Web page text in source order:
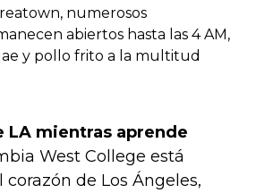
numerosos
abiertos hasta las 4 AM,
y pollo frito a la multitud
LA mientras aprende
West College está
de Los Ángeles,